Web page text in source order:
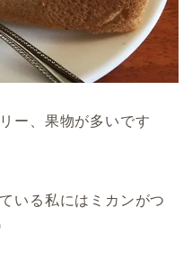
ー、果物が多いです
いる私にはミカンがつ